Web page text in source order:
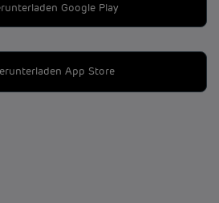
Google Play
App Store